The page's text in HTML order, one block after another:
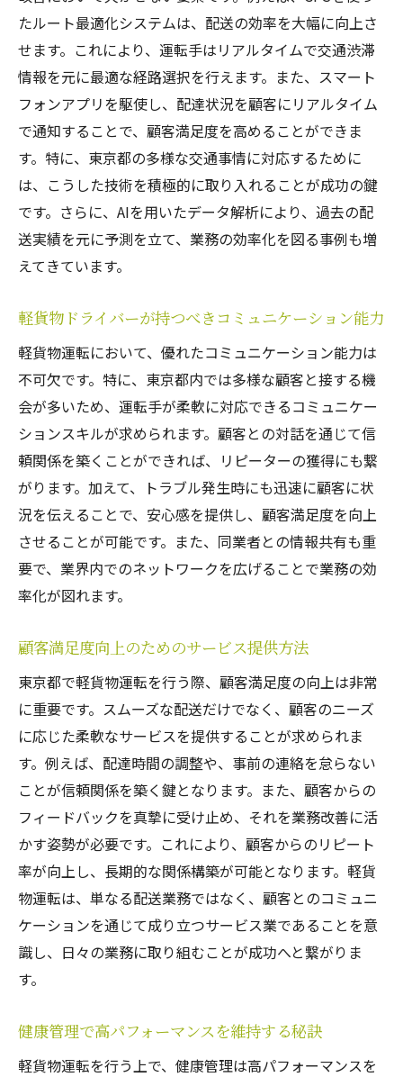
たルート最適化システムは、配送の効率を大幅に向上さ
せます。これにより、運転手はリアルタイムで交通渋滞
情報を元に最適な経路選択を行えます。また、スマート
フォンアプリを駆使し、配達状況を顧客にリアルタイム
で通知することで、顧客満足度を高めることができま
す。特に、東京都の多様な交通事情に対応するために
は、こうした技術を積極的に取り入れることが成功の鍵
です。さらに、AIを用いたデータ解析により、過去の配
送実績を元に予測を立て、業務の効率化を図る事例も増
えてきています。
軽貨物ドライバーが持つべきコミュニケーション能力
軽貨物運転において、優れたコミュニケーション能力は
不可欠です。特に、東京都内では多様な顧客と接する機
会が多いため、運転手が柔軟に対応できるコミュニケー
ションスキルが求められます。顧客との対話を通じて信
頼関係を築くことができれば、リピーターの獲得にも繋
がります。加えて、トラブル発生時にも迅速に顧客に状
況を伝えることで、安心感を提供し、顧客満足度を向上
させることが可能です。また、同業者との情報共有も重
要で、業界内でのネットワークを広げることで業務の効
率化が図れます。
顧客満足度向上のためのサービス提供方法
東京都で軽貨物運転を行う際、顧客満足度の向上は非常
に重要です。スムーズな配送だけでなく、顧客のニーズ
に応じた柔軟なサービスを提供することが求められま
す。例えば、配達時間の調整や、事前の連絡を怠らない
ことが信頼関係を築く鍵となります。また、顧客からの
フィードバックを真摯に受け止め、それを業務改善に活
かす姿勢が必要です。これにより、顧客からのリピート
率が向上し、長期的な関係構築が可能となります。軽貨
物運転は、単なる配送業務ではなく、顧客とのコミュニ
ケーションを通じて成り立つサービス業であることを意
識し、日々の業務に取り組むことが成功へと繋がりま
す。
健康管理で高パフォーマンスを維持する秘訣
軽貨物運転を行う上で、健康管理は高パフォーマンスを